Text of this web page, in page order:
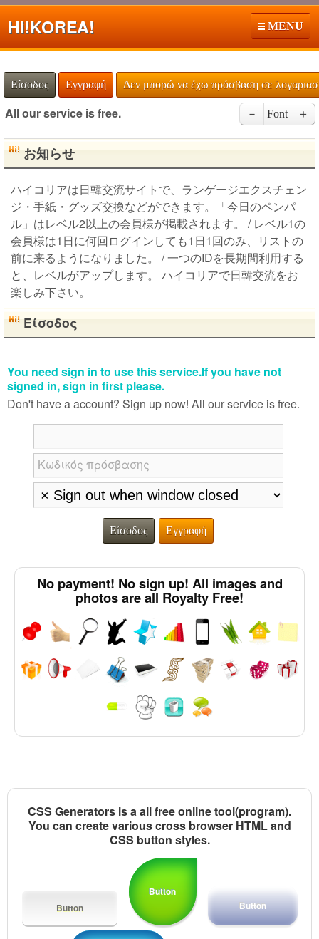
Hi!KOREA! MENU
Είσοδος Εγγραφή Δεν μπορώ να έχω πρόσβαση σε
All our service is free. － Font ＋
お知らせ
ハイコリアは日韓交流サイトで、ランゲージエクスチェン
ジ・手紙・グッズ交換などができます。「今日のペンパ
ル」はレベル2以上の会員様が掲載されます。 / レベル1の
会員様は1日に何回ログインしても1日1回のみ、リストの
前に来るようになりました。 / 一つのIDを長期間利用する
と、レベルがアップします。 ハイコリアで日韓交流をお
楽しみ下さい。
Είσοδος
You need sign in to use this service.If you have not
signed in, sign in first please.
Don't have a account? Sign up now! All our service is free.
Κωδικός πρόσβασης
Είσοδος Εγγραφή
No payment! No sign up! All images and
photos are all Royalty Free!
CSS Generators is a all free online tool(program).
You can create various cross browser HTML and
CSS button styles.
Button
Button
Button